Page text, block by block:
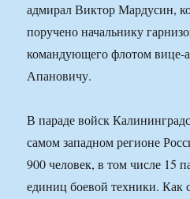
адмирал Виктор Мардусин,
поручено начальнику
командующего флотом
Апановичу.
В параде войск
самом западном регионе
900 человек, в том числе 15
единиц боевой техники. Как